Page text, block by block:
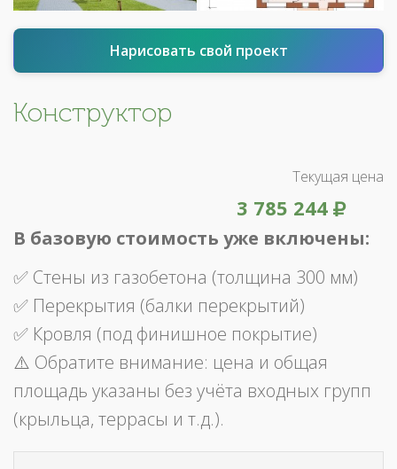
Нарисовать свой проект
Конструктор
Текущая цена
3 785 244
В базовую стоимость уже включены:
✅ Стены из газобетона (толщина 300 мм)
✅ Перекрытия (балки перекрытий)
✅ Кровля (под финишное покрытие)
⚠️ Обратите внимание: цена и общая
площадь указаны без учёта входных групп
(крыльца, террасы и т.д.).